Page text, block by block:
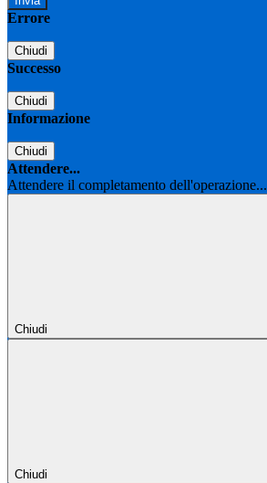
Errore
Chiudi
Successo
Chiudi
Informazione
Chiudi
Attendere...
Attendere il completamento dell'operazione...
Chiudi
Chiudi